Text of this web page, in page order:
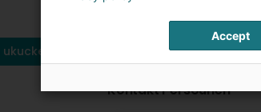
Kontakt Persounen
Accept